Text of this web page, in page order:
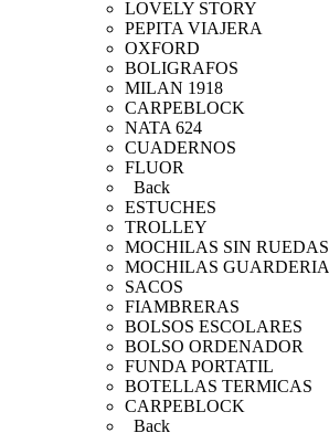
LOVELY STORY
PEPITA VIAJERA
OXFORD
BOLIGRAFOS
MILAN 1918
CARPEBLOCK
NATA 624
CUADERNOS
FLUOR
Back
ESTUCHES
TROLLEY
MOCHILAS SIN RUEDAS
MOCHILAS GUARDERIA
SACOS
FIAMBRERAS
BOLSOS ESCOLARES
BOLSO ORDENADOR
FUNDA PORTATIL
BOTELLAS TERMICAS
CARPEBLOCK
Back